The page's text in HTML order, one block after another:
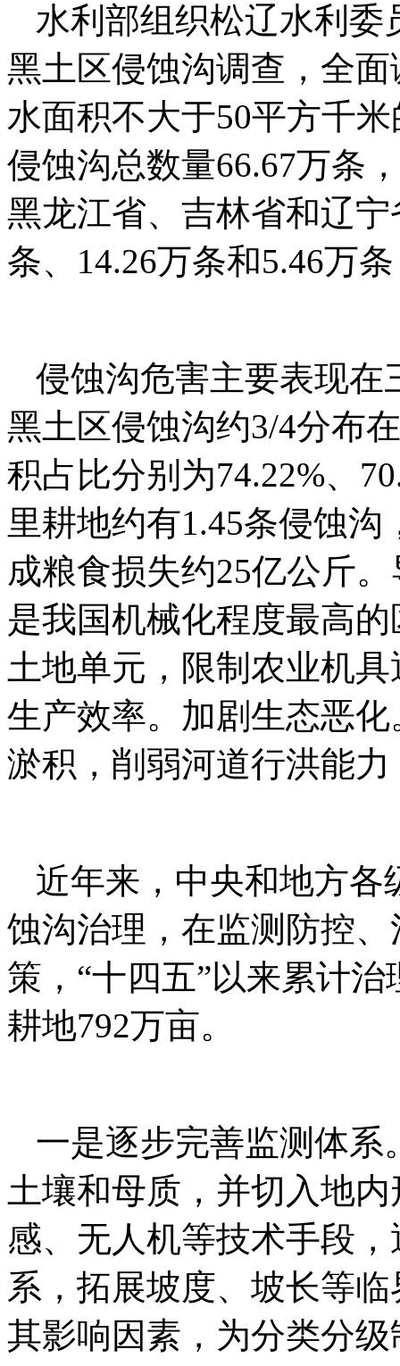
水利部组织松辽水利委
黑土区侵蚀沟调查，全
水面积不大于50平方千
侵蚀沟总数量66.67万条
黑龙江省、吉林省和辽
条、14.26万条和5.46万
侵蚀沟危害主要表现在
黑土区侵蚀沟约3/4分布
积占比分别为74.22%、
里耕地约有1.45条侵蚀
成粮食损失约25亿公斤
是我国机械化程度最高
土地单元，限制农业机
生产效率。加剧生态恶
淤积，削弱河道行洪能
近年来，中央和地方各
蚀沟治理，在监测防控
策，“十四五”以来累计
耕地792万亩。
一是逐步完善监测体系
土壤和母质，并切入地
感、无人机等技术手段
系，拓展坡度、坡长等
其影响因素，为分类分